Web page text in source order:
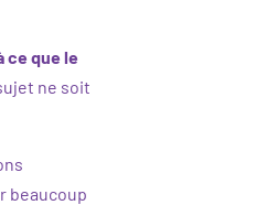
ce que le
ne soit
beaucoup